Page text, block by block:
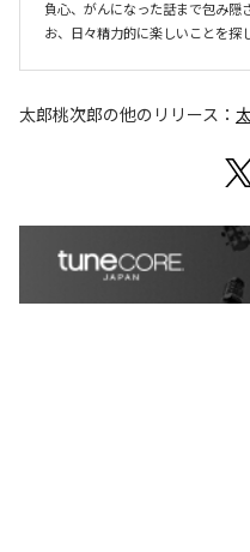
負心、がんになった話まで包み隠
お、日々精力的に楽しいことを探
太郎桃次郎の他のリリース：